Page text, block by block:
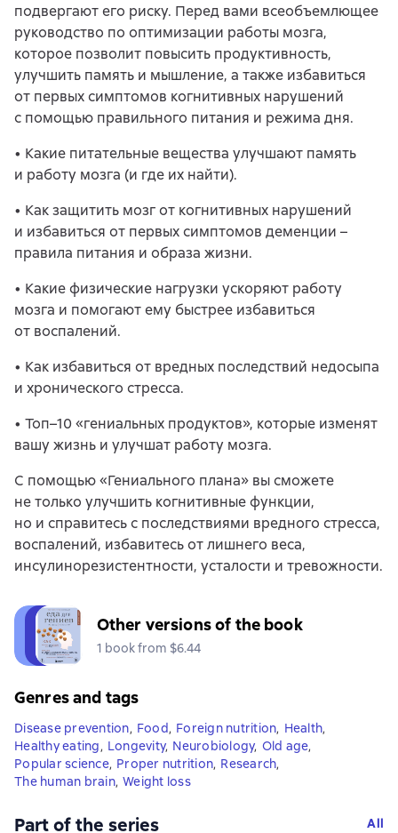
подвергают его риску. Перед вами всеобъемлющее
руководство по оптимизации работы мозга,
которое позволит повысить продуктивность,
улучшить память и мышление, а также избавиться
от первых симптомов когнитивных нарушений
с помощью правильного питания и режима дня.
• Какие питательные вещества улучшают память
и работу мозга (и где их найти).
• Как защитить мозг от когнитивных нарушений
и избавиться от первых симптомов деменции –
правила питания и образа жизни.
• Какие физические нагрузки ускоряют работу
мозга и помогают ему быстрее избавиться
от воспалений.
• Как избавиться от вредных последствий недосыпа
и хронического стресса.
• Топ–10 «гениальных продуктов», которые изменят
вашу жизнь и улучшат работу мозга.
С помощью «Гениального плана» вы сможете
не только улучшить когнитивные функции,
но и справитесь с последствиями вредного стресса,
воспалений, избавитесь от лишнего веса,
инсулинорезистентности, усталости и тревожности.
Other versions of the book
1 book from $6.44
Genres and tags
Disease prevention, Food, Foreign nutrition, Health,
Healthy eating, Longevity, Neurobiology, Old age,
Popular science, Proper nutrition, Research,
The human brain, Weight loss
Part of the series
All